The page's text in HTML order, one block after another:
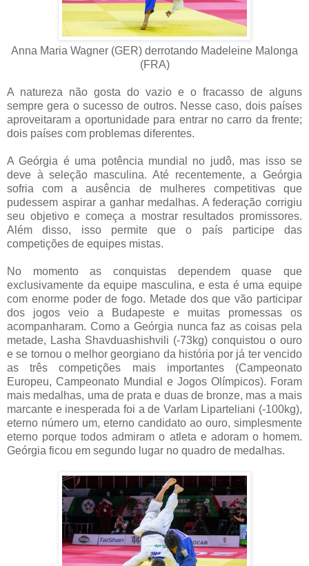
Anna Maria Wagner (GER) derrotando Madeleine Malonga
(FRA)
A natureza não gosta do vazio e o fracasso de alguns
sempre gera o sucesso de outros. Nesse caso, dois países
aproveitaram a oportunidade para entrar no carro da frente;
dois países com problemas diferentes.
A Geórgia é uma potência mundial no judô, mas isso se
deve à seleção masculina. Até recentemente, a Geórgia
sofria com a ausência de mulheres competitivas que
pudessem aspirar a ganhar medalhas. A federação corrigiu
seu objetivo e começa a mostrar resultados promissores.
Além disso, isso permite que o país participe das
competições de equipes mistas.
No momento as conquistas dependem quase que
exclusivamente da equipe masculina, e esta é uma equipe
com enorme poder de fogo. Metade dos que vão participar
dos jogos veio a Budapeste e muitas promessas os
acompanharam. Como a Geórgia nunca faz as coisas pela
metade, Lasha Shavduashishvili (-73kg) conquistou o ouro
e se tornou o melhor georgiano da história por já ter vencido
as três competições mais importantes (Campeonato
Europeu, Campeonato Mundial e Jogos Olímpicos). Foram
mais medalhas, uma de prata e duas de bronze, mas a mais
marcante e inesperada foi a de Varlam Liparteliani (-100kg),
eterno número um, eterno candidato ao ouro, simplesmente
eterno porque todos admiram o atleta e adoram o homem.
Geórgia ficou em segundo lugar no quadro de medalhas.